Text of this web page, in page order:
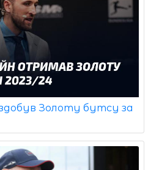
Золоту бутсу за